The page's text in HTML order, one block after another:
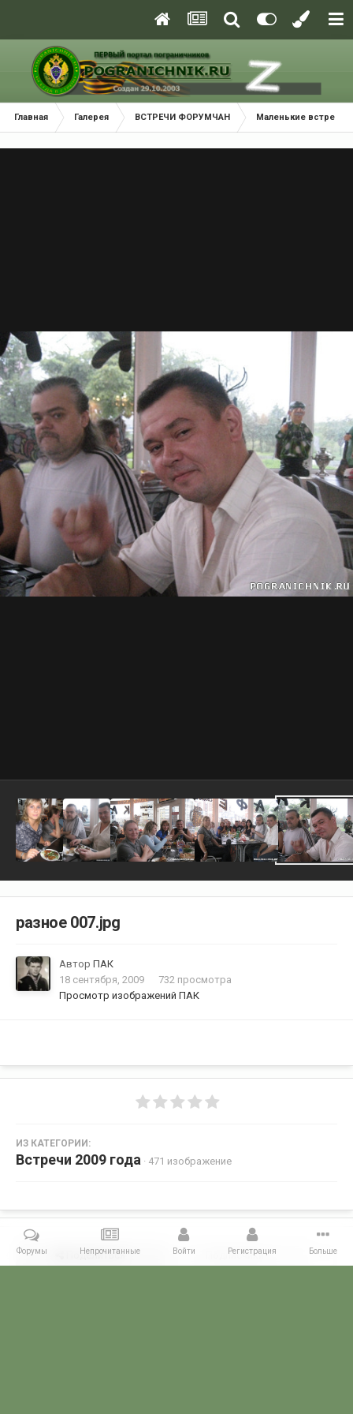
Главная Галерея ВСТРЕЧИ ФОРУМЧАН Маленькие встречи
разное 007.jpg
Автор ПАК
18 сентября, 2009
732 просмотра
Просмотр изображений ПАК
ИЗ КАТЕГОРИИ:
Встречи 2009 года · 471 изображение
Поделиться Подписчики 0
Форумы Непрочитанные Войти Регистрация Больше